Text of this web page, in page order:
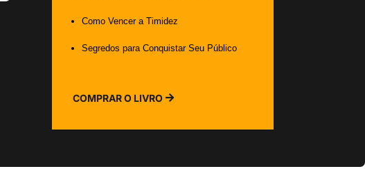
Como Vencer a Timidez
Segredos para Conquistar Seu Público
COMPRAR O LIVRO